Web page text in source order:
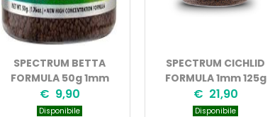
SPECTRUM BETTA
FORMULA 50g 1mm
€ 9,90
Disponibile
SPECTRUM CICHLID
FORMULA 1mm 125g
€ 21,90
Disponibile